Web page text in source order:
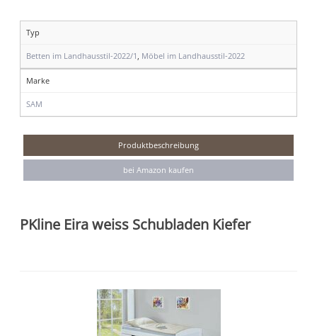
Typ
Betten im Landhausstil-2022/1 Möbel im Landhausstil-2022
Marke
SAM
Produktbeschreibung
bei Amazon kaufen
PKline Eira weiss Schubladen Kiefer